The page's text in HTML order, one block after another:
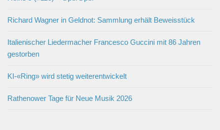
Richard Wagner in Geldnot: Sammlung erhält Beweisstück
Italienischer Liedermacher Francesco Guccini mit 86 Jahren
gestorben
KI-«Ring» wird stetig weiterentwickelt
Rathenower Tage für Neue Musik 2026